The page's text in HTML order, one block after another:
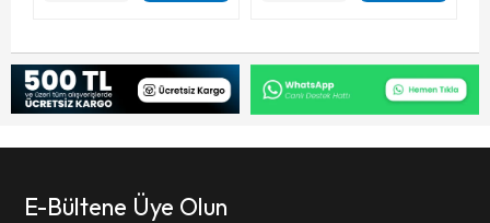
E-Bültene Üye Olun